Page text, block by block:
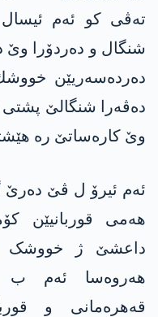
شنگال و دەردۆرا وێ
دەردەسەریێن
وێ کارەساتێ رە
ئەم ئیرۆ ل ڤێ
هەمی قوربانیێن
داعشێ ژ خووشک و
هەروەسا ئەم ب
قەهرەمانی و